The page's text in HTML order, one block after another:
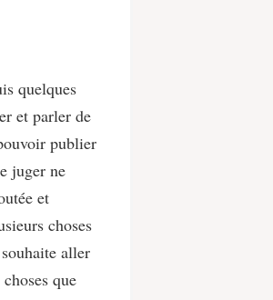
quelques
et parler de
publier
juger ne
et
choses
aller
que